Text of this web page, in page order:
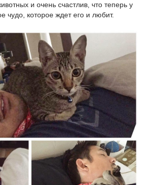
и очень счастлив, что теперь у
чудо, которое ждет его и любит.